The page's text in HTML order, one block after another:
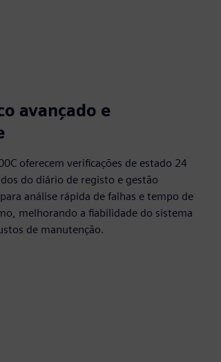
avançado e
oferecem verificações de estado 24
do diário de registo e gestão
análise rápida de falhas e tempo de
melhorando a fiabilidade do sistema
de manutenção.